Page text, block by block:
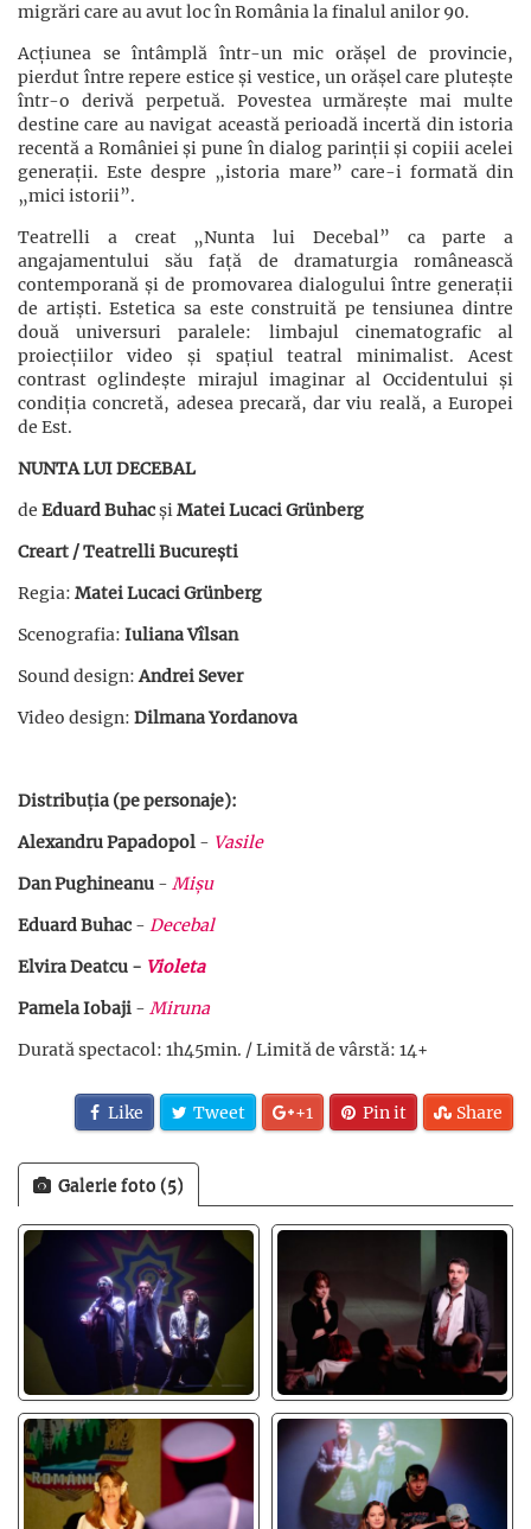
migrări care au avut loc în România la finalul anilor 90.
Acțiunea se întâmplă într-un mic orășel de provincie,
pierdut între repere estice și vestice, un orășel care plutește
într-o derivă perpetuă. Povestea urmărește mai multe
destine care au navigat această perioadă incertă din istoria
recentă a României și pune în dialog parinții și copiii acelei
generații. Este despre „istoria mare” care-i formată din
„mici istorii”.
Teatrelli a creat „Nunta lui Decebal” ca parte a
angajamentului său față de dramaturgia românească
contemporană și de promovarea dialogului între generații
de artiști. Estetica sa este construită pe tensiunea dintre
două universuri paralele: limbajul cinematografic al
proiecțiilor video și spațiul teatral minimalist. Acest
contrast oglindește mirajul imaginar al Occidentului și
condiția concretă, adesea precară, dar viu reală, a Europei
de Est.
NUNTA LUI DECEBAL
de Eduard BuhacșiMatei Lucaci Grünberg
Creart / Teatrelli București
Regia: Matei Lucaci Grünberg
Scenografia: Iuliana Vîlsan
Sound design:Andrei Sever
Video design: Dilmana Yordanova
Distribuția (pe personaje):
Alexandru Papadopol - Vasile
Dan Pughineanu - Mișu
Eduard Buhac - Decebal
Elvira Deatcu - Violeta
Pamela Iobaji - Miruna
Durată spectacol: 1h45min. / Limită de vârstă: 14+
Like Tweet +1 Pin it Share
Galerie foto (5)